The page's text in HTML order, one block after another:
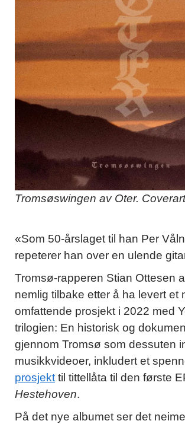
Tromsøswingen av Oter. Coverart
«Som 50-årslaget til han Per
repeterer han over en ulende
Tromsø-rapperen Stian Ottesen
nemlig tilbake etter å ha levert et
omfattende prosjekt i 2022 med
trilogien: En historisk og
gjennom Tromsø som dessuten
musikkvideoer, inkludert et
prosjekttil tittellåta til den første
Hestehoven.
På det nye albumet ser det